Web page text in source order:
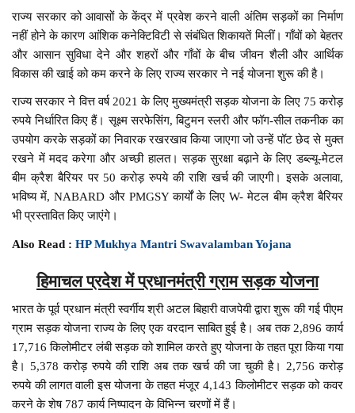
राज्य सरकार को आवासों के केंद्र में प्रवेश करने वाली अंतिम सड़कों का निर्माण
नहीं होने के कारण आंशिक कनेक्टिविटी से संबंधित शिकायतें मिलीं। गाँवों को बेहतर
और आसान सुविधा देने और शहरों और गाँवों के बीच जीवन शैली और आर्थिक
विकास की खाई को कम करने के लिए राज्य सरकार ने नई योजना शुरू की है।
राज्य सरकार ने वित्त वर्ष 2021 के लिए मुख्यमंत्री सड़क योजना के लिए 75 करोड़
रुपये निर्धारित किए हैं। सूक्ष्म सरफेसिंग, बिटुमन स्लरी और फॉग-सील तकनीक का
उपयोग करके सड़कों का निवारक रखरखाव किया जाएगा जो उन्हें पॉट छेद से मुक्त
रखने में मदद करेगा और अच्छी हालत। सड़क सुरक्षा बढ़ाने के लिए डब्ल्यू-मेटल
बीम क्रैश बैरियर पर 50 करोड़ रुपये की राशि खर्च की जाएगी। इसके अलावा,
भविष्य में, NABARD और PMGSY कार्यों के लिए W- मेटल बीम क्रैश बैरियर
भी प्रस्तावित किए जाएंगे।
Also Read :HP Mukhya Mantri Swavalamban Yojana
हिमाचल प्रदेश में प्रधानमंत्री ग्राम सड़क योजना
भारत के पूर्व प्रधान मंत्री स्वर्गीय श्री अटल बिहारी वाजपेयी द्वारा शुरू की गई पीएम
ग्राम सड़क योजना राज्य के लिए एक वरदान साबित हुई है। अब तक 2,896 कार्य
17,716 किलोमीटर लंबी सड़क को शामिल करते हुए योजना के तहत पूरा किया गया
है। 5,378 करोड़ रुपये की राशि अब तक खर्च की जा चुकी है। 2,756 करोड़
रुपये की लागत वाली इस योजना के तहत मंजूर 4,143 किलोमीटर सड़क को कवर
करने के शेष 787 कार्य निष्पादन के विभिन्न चरणों में हैं।